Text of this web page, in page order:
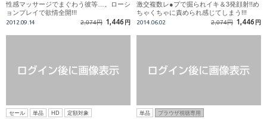
性感マッサージでまぐわう彼等…。ローシ
ョンプレイで欲情全開!!!
2012.09.14 2,074円 1,446 円
激交複数レ●プで掘られイキ＆3発顔射!!め
ちゃくちゃに責められ感じてしまう!!!
2014.06.02 2,074円 1,446 円
セール 単品 HD
定額対象
単品 ブラウザ視聴専用